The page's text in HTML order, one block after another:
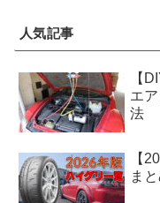
人気記事
【
エ
法
【
ま